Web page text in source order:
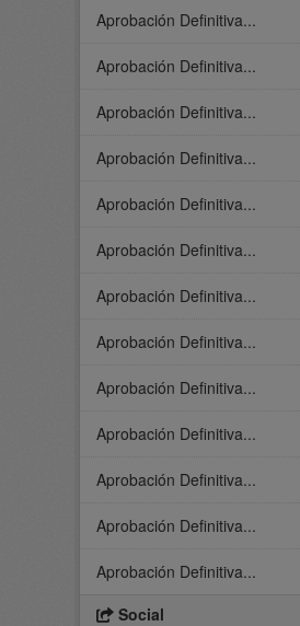
Aprobación Definitiva...
Aprobación Definitiva...
Aprobación Definitiva...
Aprobación Definitiva...
Aprobación Definitiva...
Aprobación Definitiva...
Aprobación Definitiva...
Aprobación Definitiva...
Aprobación Definitiva...
Aprobación Definitiva...
Aprobación Definitiva...
Aprobación Definitiva...
Aprobación Definitiva...
Social